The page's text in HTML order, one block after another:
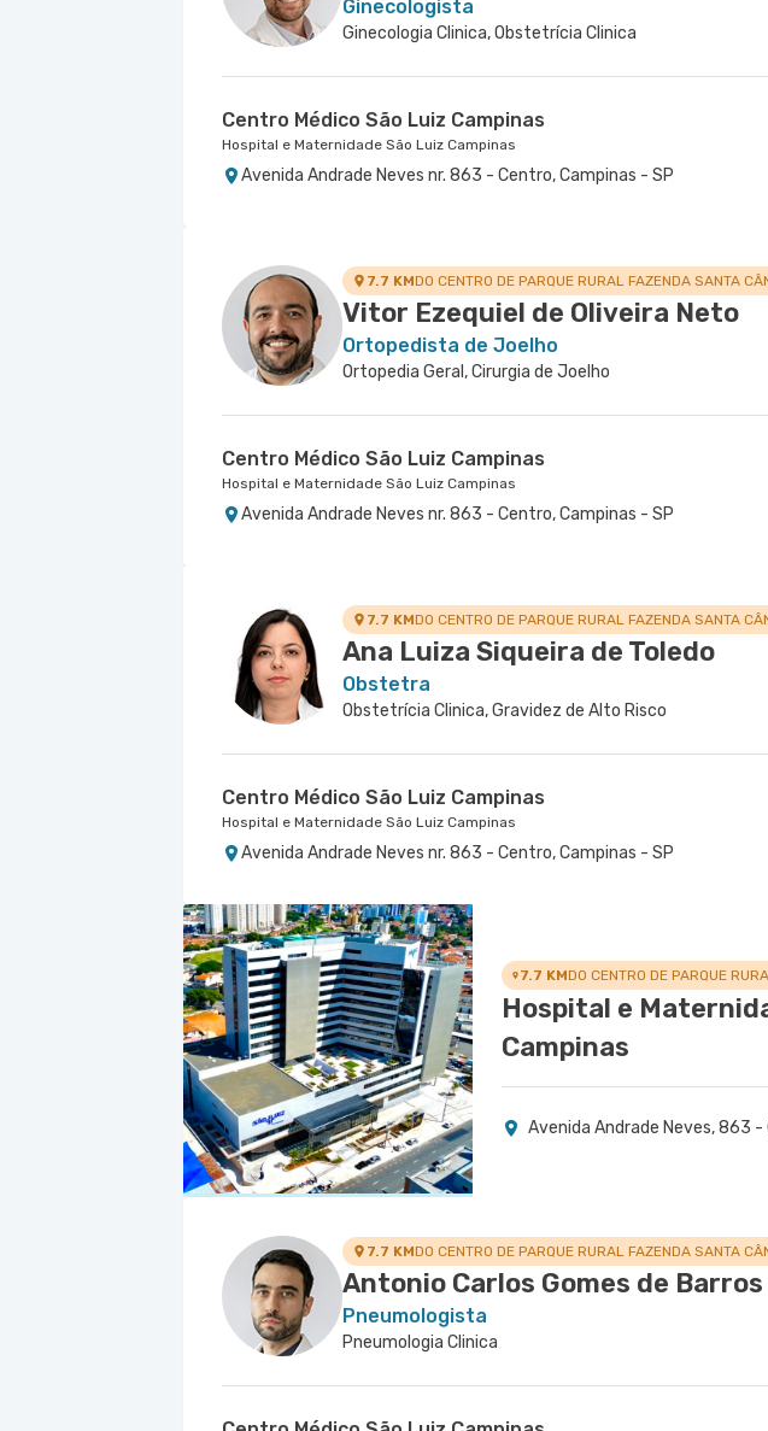
Ginecologista
Ginecologia Clinica, Obstetrícia Clinica
Centro Médico São Luiz Campinas
Hospital e Maternidade São Luiz Campinas
Avenida Andrade Neves nr. 863 - Centro, Campinas - SP
7.7 KMDO CENTRO DE PARQUE RURAL FAZENDA SANTA
Vitor Ezequiel de Oliveira Neto
Ortopedista de Joelho
Ortopedia Geral, Cirurgia de Joelho
Centro Médico São Luiz Campinas
Hospital e Maternidade São Luiz Campinas
Avenida Andrade Neves nr. 863 - Centro, Campinas - SP
7.7 KMDO CENTRO DE PARQUE RURAL FAZENDA SANTA
Ana Luiza Siqueira de Toledo
Obstetra
Obstetrícia Clinica, Gravidez de Alto Risco
Centro Médico São Luiz Campinas
Hospital e Maternidade São Luiz Campinas
Avenida Andrade Neves nr. 863 - Centro, Campinas - SP
7.7 KM
Hospital e
Campinas
Avenida Andrade Neves, 863
7.7 KMDO CENTRO DE PARQUE RURAL FAZENDA SANTA
Antonio Carlos Gomes de
Pneumologista
Pneumologia Clinica